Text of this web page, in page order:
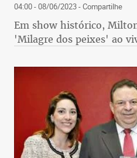
04:00 - 08/06/2023- Compartilhe
Em show histórico,
'Milagre dos peixes' ao